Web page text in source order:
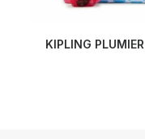
KIPLING